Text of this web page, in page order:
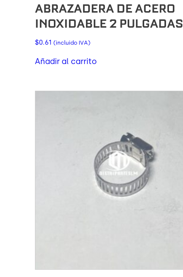
ABRAZADERA DE ACERO
INOXIDABLE 2 PULGADAS
$0.61 (incluido IVA)
Añadir al carrito